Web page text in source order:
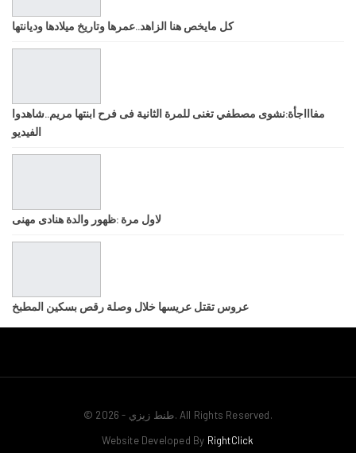
كل مايخص هنا الزاهد..عمرها وتاريخ ميلادها وديانتها
مفاااجأة:نشوى مصطفي تغنى للمرة الثانية فى فرح ابنتها مريم..شاهدوا
الفيديو
لاول مرة :ظهور والدة هنادى مهنى
عروس تقتل عريسها خلال وصلة رقص بسكين المطبخ
© 2026 - طنط زيزي. All Rights Reserved.
Website Developed By RightClick